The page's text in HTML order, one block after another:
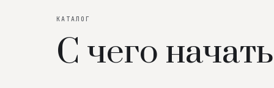
КАТАЛОГ
С чего начать